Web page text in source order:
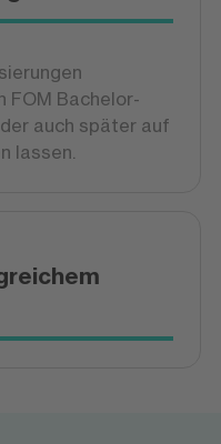
FOM Bachelor-
auch später auf
lassen.